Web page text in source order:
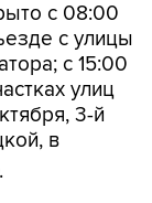
с 08:00
с улицы
с 15:00
улиц
3-й
в